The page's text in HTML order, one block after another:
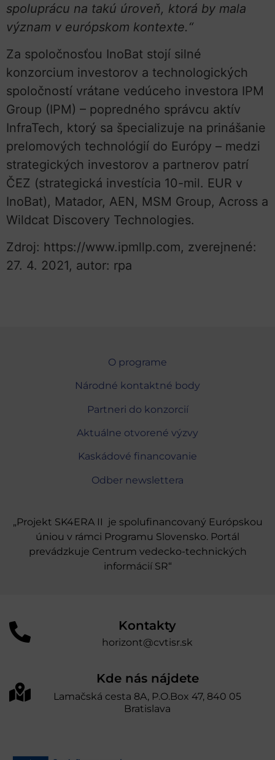
spoluprácu na takú úroveň, ktorá by mala
význam v európskom kontexte.“
Za spoločnosťou InoBat stojí silné
konzorcium investorov a technologických
spoločností vrátane vedúceho investora IPM
Group (IPM) – popredného správcu aktív
InfraTech, ktorý sa špecializuje na prinášanie
prelomových technológií do Európy – medzi
strategických investorov a partnerov patrí
ČEZ (strategická investícia 10-mil. EUR v
InoBat), Matador, AEN, MSM Group, Across a
Wildcat Discovery Technologies.
Zdroj: https://www.ipmllp.com, zverejnené:
27. 4. 2021, autor: rpa
O programe
Národné kontaktné body
Partneri do konzorcií
Aktuálne otvorené výzvy
Kaskádové financovanie
Odber newslettera
„Projekt SK4ERA II je spolufinancovaný Európskou
úniou v rámci Programu Slovensko. Portál
prevádzkuje Centrum vedecko-technických
informácií SR“
Kontakty
horizont@cvtisr.sk
Kde nás nájdete
Lamačská cesta 8A, P.O.Box 47, 840 05
Bratislava